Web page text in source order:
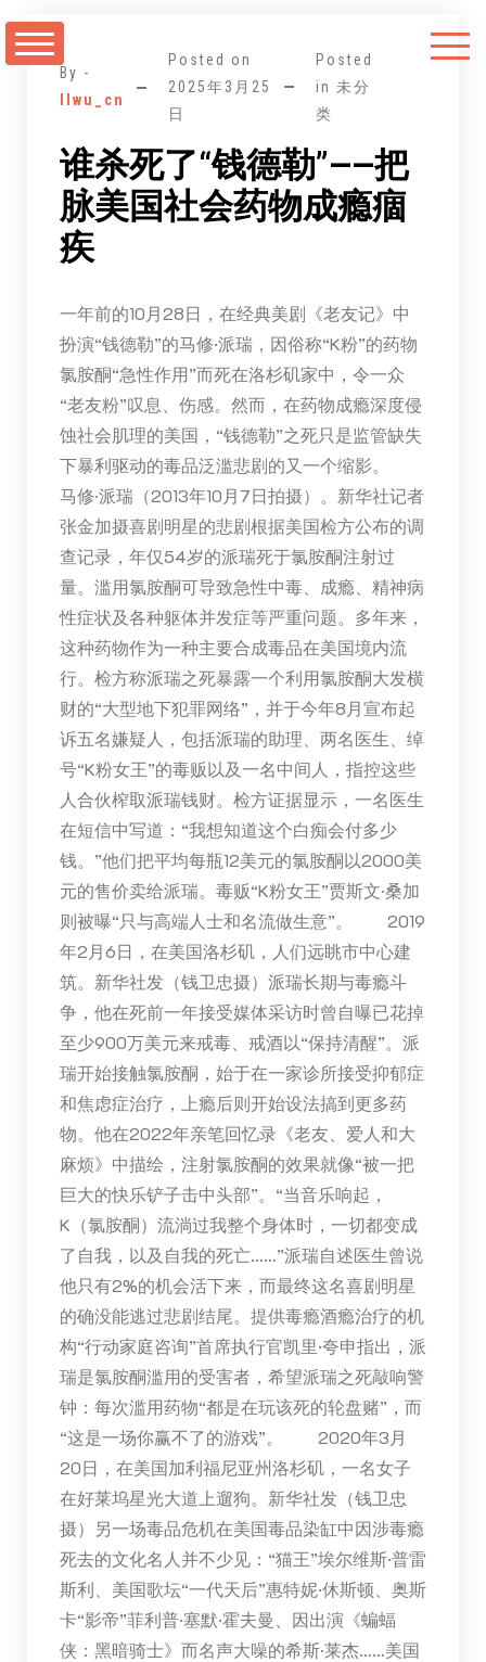
至
By -
llwu_cn
Posted on
2025年3月25
日
Posted
in 未分
类
谁杀死了“钱德勒”——把
脉美国社会药物成瘾痼
疾
一年前的10月28日，在经典美剧《老友记》中
扮演“钱德勒”的马修·派瑞，因俗称“K粉”的药物
氯胺酮“急性作用”而死在洛杉矶家中，令一众
“老友粉”叹息、伤感。然而，在药物成瘾深度侵
蚀社会肌理的美国，“钱德勒”之死只是监管缺失
下暴利驱动的毒品泛滥悲剧的又一个缩影。
马修·派瑞（2013年10月7日拍摄）。新华社记者
张金加摄喜剧明星的悲剧根据美国检方公布的调
查记录，年仅54岁的派瑞死于氯胺酮注射过
量。滥用氯胺酮可导致急性中毒、成瘾、精神病
性症状及各种躯体并发症等严重问题。多年来，
这种药物作为一种主要合成毒品在美国境内流
行。检方称派瑞之死暴露一个利用氯胺酮大发横
财的“大型地下犯罪网络”，并于今年8月宣布起
诉五名嫌疑人，包括派瑞的助理、两名医生、绰
号“K粉女王”的毒贩以及一名中间人，指控这些
人合伙榨取派瑞钱财。检方证据显示，一名医生
在短信中写道：“我想知道这个白痴会付多少
钱。”他们把平均每瓶12美元的氯胺酮以2000美
元的售价卖给派瑞。毒贩“K粉女王”贾斯文·桑加
则被曝“只与高端人士和名流做生意”。 2019
年2月6日，在美国洛杉矶，人们远眺市中心建
筑。新华社发（钱卫忠摄）派瑞长期与毒瘾斗
争，他在死前一年接受媒体采访时曾自曝已花掉
至少900万美元来戒毒、戒酒以“保持清醒”。派
瑞开始接触氯胺酮，始于在一家诊所接受抑郁症
和焦虑症治疗，上瘾后则开始设法搞到更多药
物。他在2022年亲笔回忆录《老友、爱人和大
麻烦》中描绘，注射氯胺酮的效果就像“被一把
巨大的快乐铲子击中头部”。“当音乐响起，
K（氯胺酮）流淌过我整个身体时，一切都变成
了自我，以及自我的死亡……”派瑞自述医生曾说
他只有2%的机会活下来，而最终这名喜剧明星
的确没能逃过悲剧结尾。提供毒瘾酒瘾治疗的机
构“行动家庭咨询”首席执行官凯里·夸申指出，派
瑞是氯胺酮滥用的受害者，希望派瑞之死敲响警
钟：每次滥用药物“都是在玩该死的轮盘赌”，而
“这是一场你赢不了的游戏”。 2020年3月
20日，在美国加利福尼亚州洛杉矶，一名女子
在好莱坞星光大道上遛狗。新华社发（钱卫忠
摄）另一场毒品危机在美国毒品染缸中因涉毒瘾
死去的文化名人并不少见：“猫王”埃尔维斯·普雷
斯利、美国歌坛“一代天后”惠特妮·休斯顿、奥斯
卡“影帝”菲利普·塞默·霍夫曼、因出演《蝙蝠
侠：黑暗骑士》而名声大噪的希斯·莱杰……美国